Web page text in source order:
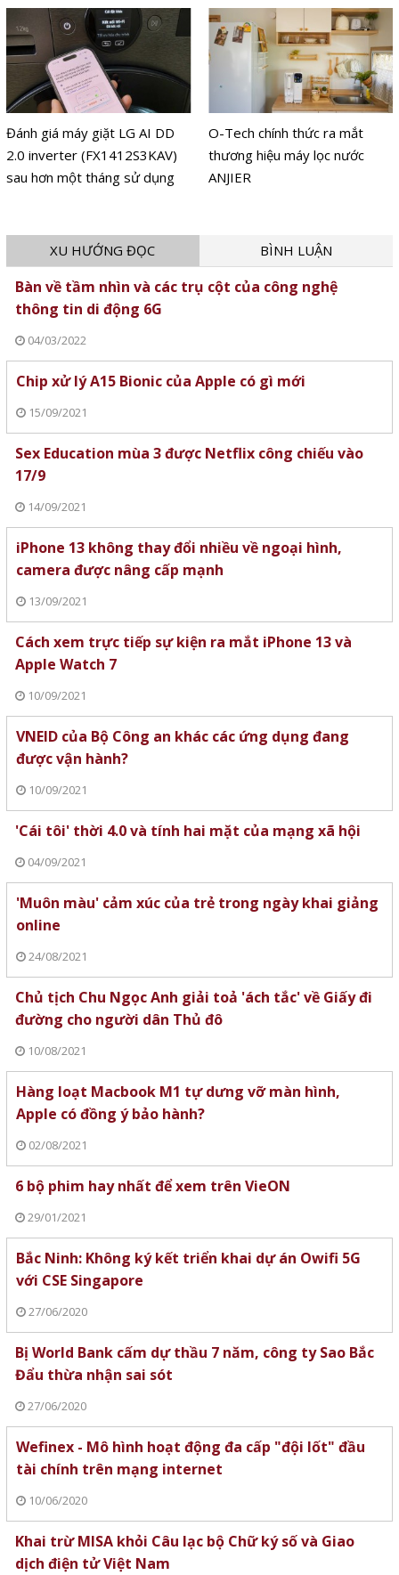
Đánh giá máy giặt LG AI DD
2.0 inverter (FX1412S3KAV)
sau hơn một tháng sử dụng
O-Tech chính thức ra mắt
thương hiệu máy lọc nước
ANJIER
XU HƯỚNG ĐỌC BÌNH LUẬN
Bàn về tầm nhìn và các trụ cột của công nghệ
thông tin di động 6G
04/03/2022
Chip xử lý A15 Bionic của Apple có gì mới
15/09/2021
Sex Education mùa 3 được Netflix công chiếu vào
17/9
14/09/2021
iPhone 13 không thay đổi nhiều về ngoại hình,
camera được nâng cấp mạnh
13/09/2021
Cách xem trực tiếp sự kiện ra mắt iPhone 13 và
Apple Watch 7
10/09/2021
VNEID của Bộ Công an khác các ứng dụng đang
được vận hành?
10/09/2021
'Cái tôi' thời 4.0 và tính hai mặt của mạng xã hội
04/09/2021
'Muôn màu' cảm xúc của trẻ trong ngày khai giảng
online
24/08/2021
Chủ tịch Chu Ngọc Anh giải toả 'ách tắc' về Giấy đi
đường cho người dân Thủ đô
10/08/2021
Hàng loạt Macbook M1 tự dưng vỡ màn hình,
Apple có đồng ý bảo hành?
02/08/2021
6 bộ phim hay nhất để xem trên VieON
29/01/2021
Bắc Ninh: Không ký kết triển khai dự án Owifi 5G
với CSE Singapore
27/06/2020
Bị World Bank cấm dự thầu 7 năm, công ty Sao Bắc
Đẩu thừa nhận sai sót
27/06/2020
Wefinex - Mô hình hoạt động đa cấp "đội lốt" đầu
tài chính trên mạng internet
10/06/2020
Khai trừ MISA khỏi Câu lạc bộ Chữ ký số và Giao
dịch điện tử Việt Nam